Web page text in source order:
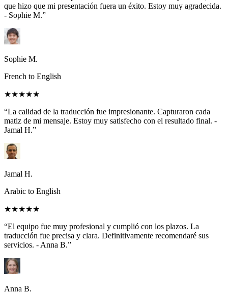
que hizo que mi presentación fuera un éxito. Estoy muy agradecida.
- Sophie M.”
Sophie M.
French to English
★★★★★
“La calidad de la traducción fue impresionante. Capturaron cada
matiz de mi mensaje. Estoy muy satisfecho con el resultado final. -
Jamal H.”
Jamal H.
Arabic to English
★★★★★
“El equipo fue muy profesional y cumplió con los plazos. La
traducción fue precisa y clara. Definitivamente recomendaré sus
servicios. - Anna B.”
Anna B.